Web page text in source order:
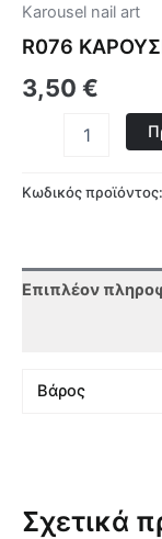
Karousel nail art
R076
3,50 €
Κωδικός προϊόντος:
Επιπλέον
Βάρος
Σχετικά